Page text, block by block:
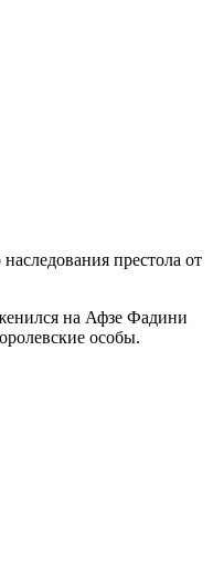
престола от
на Афзе Фадини
особы.